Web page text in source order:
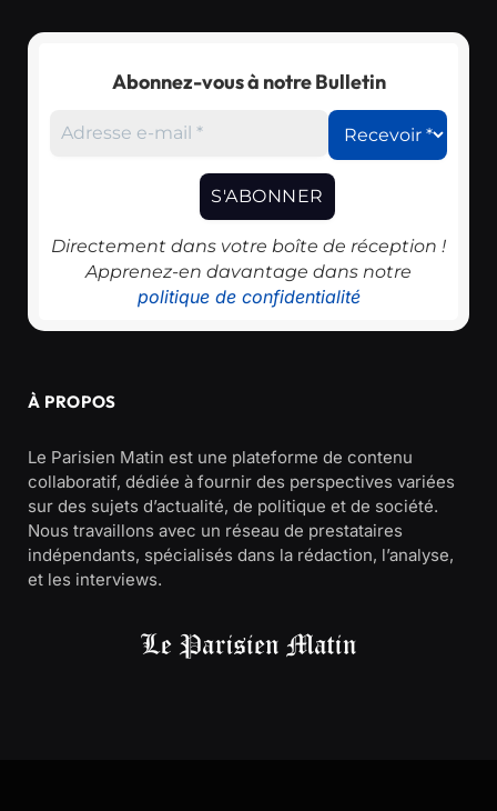
Abonnez-vous à notre Bulletin
Directement dans votre boîte de réception !
Apprenez-en davantage dans notre
politique de confidentialité
À PROPOS
Le Parisien Matin est une plateforme de contenu
collaboratif, dédiée à fournir des perspectives variées
sur des sujets d’actualité, de politique et de société.
Nous travaillons avec un réseau de prestataires
indépendants, spécialisés dans la rédaction, l’analyse,
et les interviews.